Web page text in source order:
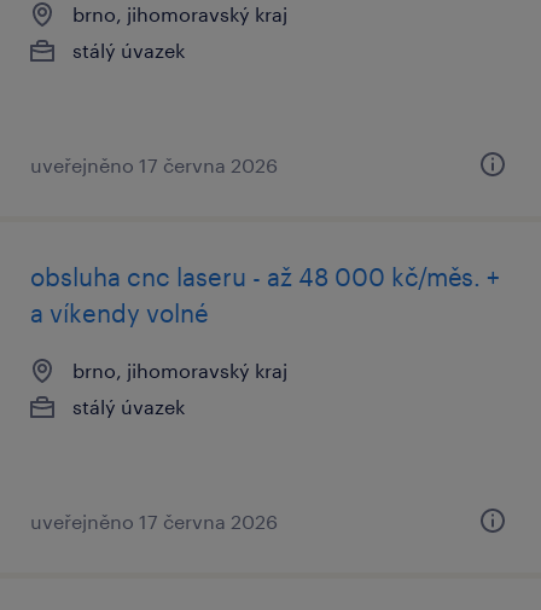
brno, jihomoravský kraj
stálý úvazek
uveřejněno 17 června 2026
obsluha cnc laseru - až 48 000 kč/měs. +
a víkendy volné
brno, jihomoravský kraj
stálý úvazek
uveřejněno 17 června 2026